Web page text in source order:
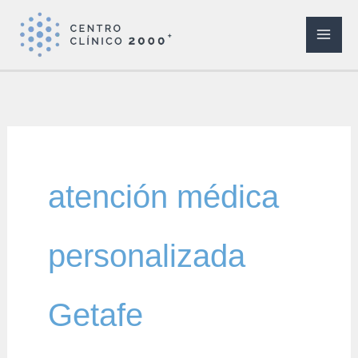
contenido
atención médica
personalizada
Getafe